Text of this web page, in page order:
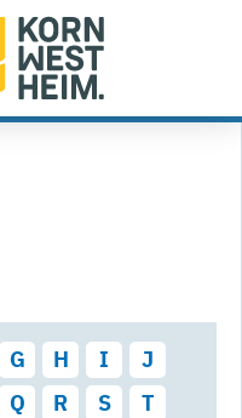
G H I
J
Q R S
T